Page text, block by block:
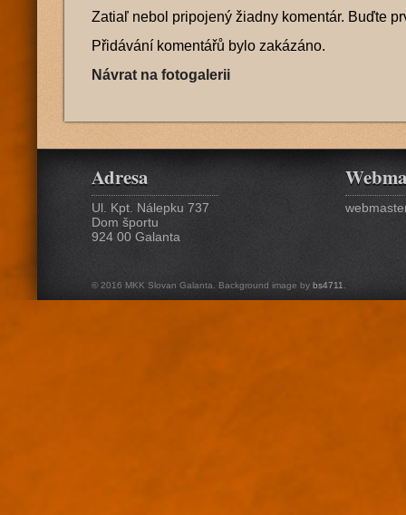
Zatiaľ nebol pripojený žiadny komentár. Buďte
Přidávání komentářů bylo zakázáno.
Návrat na fotogalerii
Adresa
Ul. Kpt. Nálepku 737
Dom športu
924 00 Galanta
© 2016 MKK Slovan Galanta. Background image by bs4711